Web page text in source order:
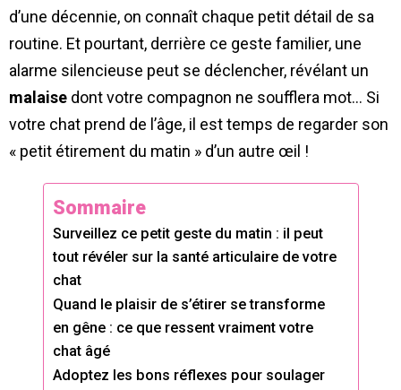
d’une décennie, on connaît chaque petit détail de sa
routine. Et pourtant, derrière ce geste familier, une
alarme silencieuse peut se déclencher, révélant un
malaise dont votre compagnon ne soufflera mot… Si
votre chat prend de l’âge, il est temps de regarder son
« petit étirement du matin » d’un autre œil !
Sommaire
Surveillez ce petit geste du matin : il peut
tout révéler sur la santé articulaire de votre
chat
Quand le plaisir de s’étirer se transforme
en gêne : ce que ressent vraiment votre
chat âgé
Adoptez les bons réflexes pour soulager